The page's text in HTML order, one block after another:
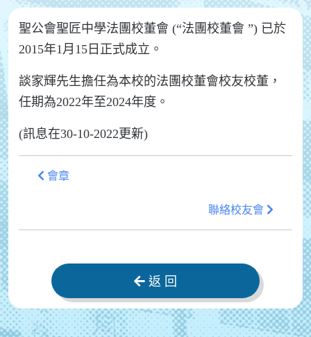
聖公會聖匠中學法團校董會 (“法團校董會 ”) 已於
2015年1月15日正式成立。
談家輝先生擔任為本校的法團校董會校友校董，
任期為2022年至2024年度。
(訊息在30-10-2022更新)
會章
聯絡校友會
返 回